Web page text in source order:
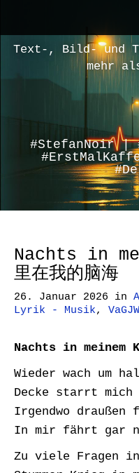
t
Text-, Bild- und
mehr
#StefanNoir |
Nachts in
里在我的脑海
26. Januar 2026 in
Lyrik - Musik, VaGJW
Nachts in meinem
Wieder wach um
Decke starrt mich
Irgendwo
In mir fährt gar
Zu viele Fragen